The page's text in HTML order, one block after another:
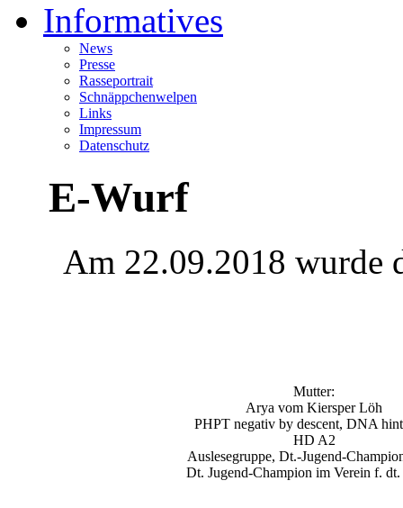
Informatives
News
Presse
Rasseportrait
Schnäppchenwelpen
Links
Impressum
Datenschutz
E-Wurf
Am 22.09.2018 wurde
Mutter:
Arya vom Kiersper Löh
PHPT negativ by descent, DNA
HD A2
Auslesegruppe, Dt.-Jugend-
Dt. Jugend-Champion im Verein f.